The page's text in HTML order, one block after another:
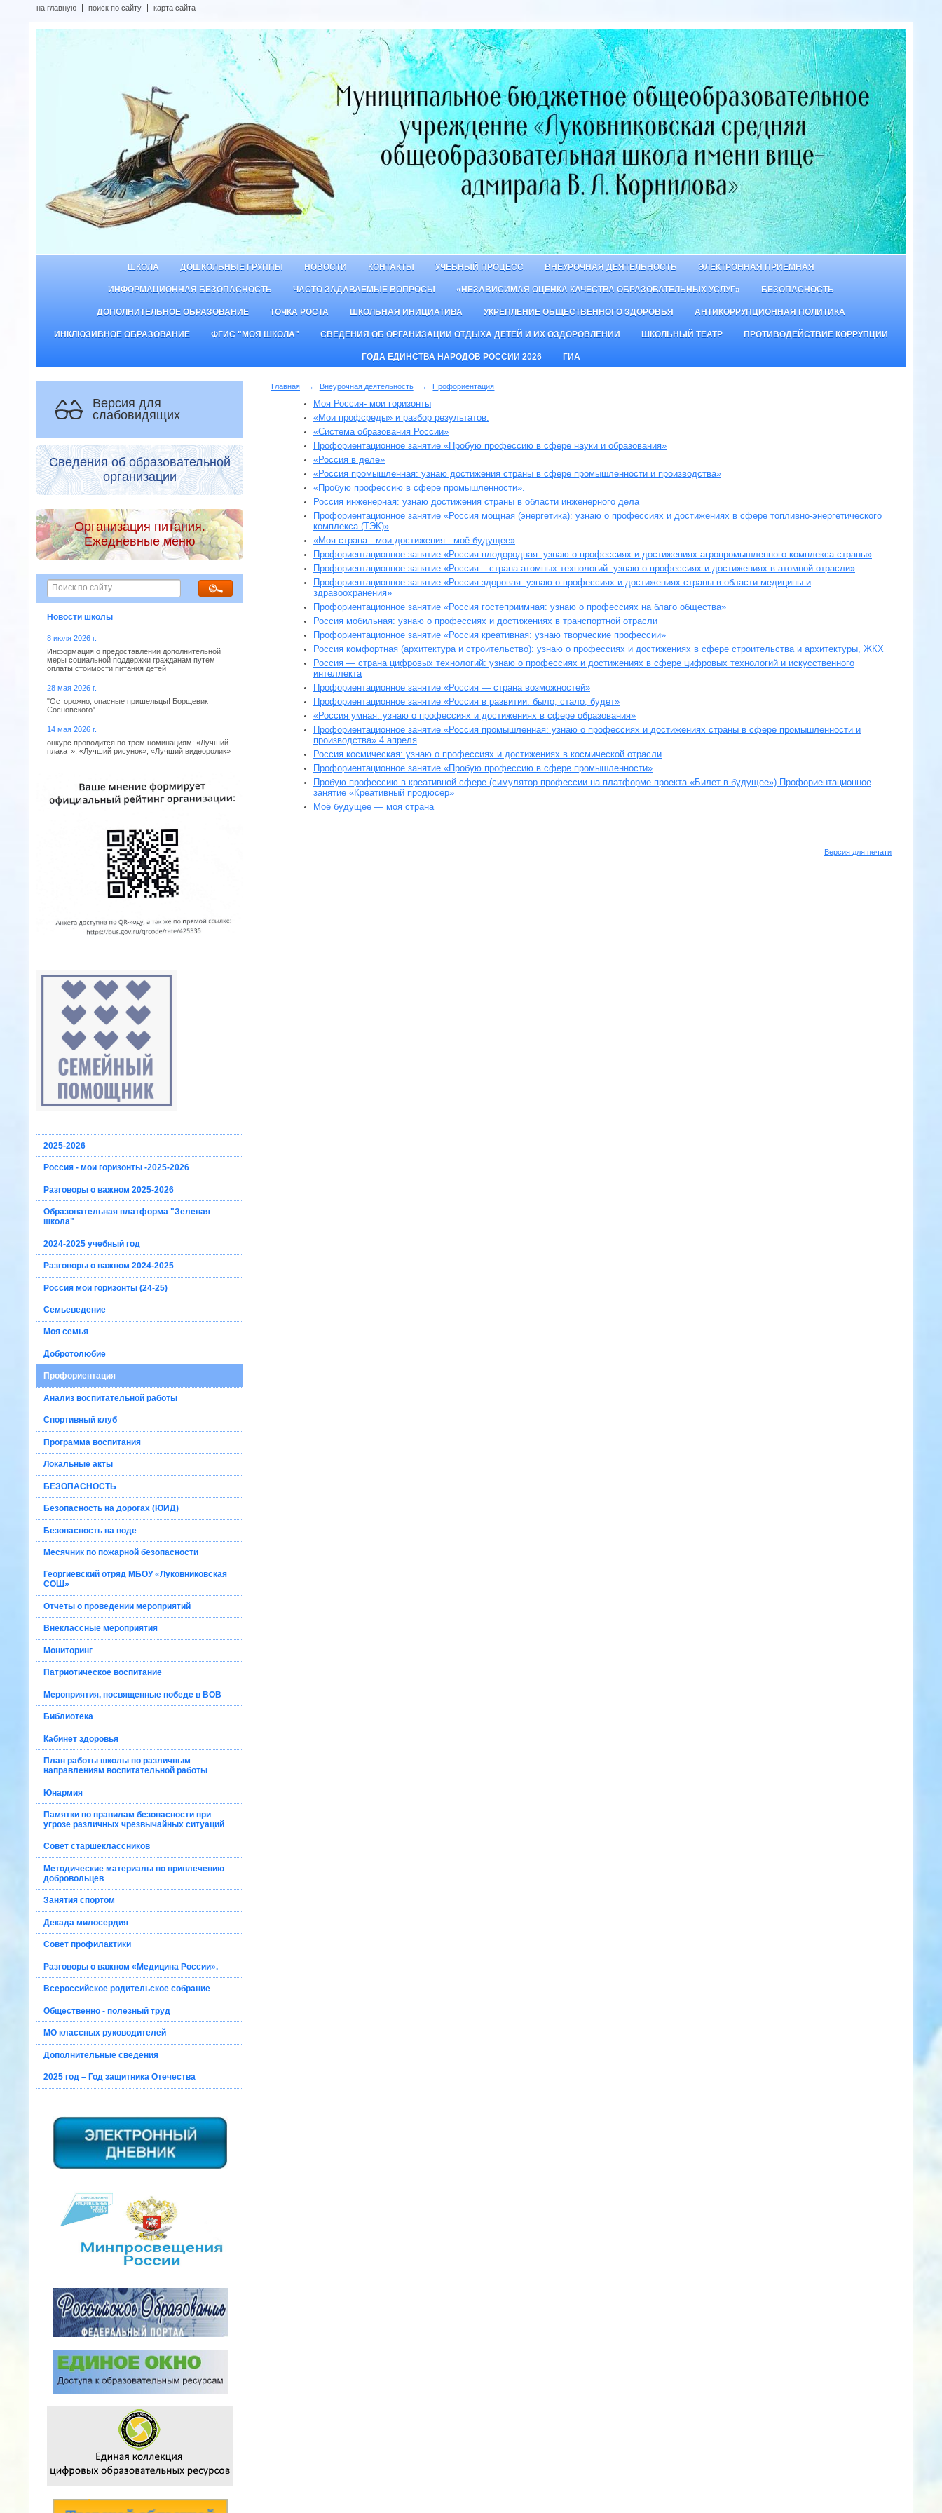
на главную поиск по сайту карта сайта
ШКОЛА ДОШКОЛЬНЫЕ ГРУППЫ НОВОСТИ КОНТАКТЫ УЧЕБНЫЙ ПРОЦЕСС ВНЕУРОЧНАЯ ДЕЯТЕЛЬНОСТЬ ЭЛЕКТРОННАЯ ПРИЕМНАЯ
ИНФОРМАЦИОННАЯ БЕЗОПАСНОСТЬ ЧАСТО ЗАДАВАЕМЫЕ ВОПРОСЫ «НЕЗАВИСИМАЯ ОЦЕНКА КАЧЕСТВА ОБРАЗОВАТЕЛЬНЫХ УСЛУГ» БЕЗОПАСНОСТЬ
ДОПОЛНИТЕЛЬНОЕ ОБРАЗОВАНИЕ ТОЧКА РОСТА ШКОЛЬНАЯ ИНИЦИАТИВА УКРЕПЛЕНИЕ ОБЩЕСТВЕННОГО ЗДОРОВЬЯ АНТИКОРРУПЦИОННАЯ ПОЛИТИКА
ИНКЛЮЗИВНОЕ ОБРАЗОВАНИЕ ФГИС "МОЯ ШКОЛА" СВЕДЕНИЯ ОБ ОРГАНИЗАЦИИ ОТДЫХА ДЕТЕЙ И ИХ ОЗДОРОВЛЕНИИ ШКОЛЬНЫЙ ТЕАТР ПРОТИВОДЕЙСТВИЕ КОРРУПЦИИ
ГОДА ЕДИНСТВА НАРОДОВ РОССИИ 2026 ГИА
Версия для
слабовидящих
Сведения об образовательной
организации
Организация питания.
Ежедневные меню
Новости школы
8 июля 2026 г.
Информация о предоставлении дополнительной
меры социальной поддержки гражданам путем
оплаты стоимости питания детей
28 мая 2026 г.
"Осторожно, опасные пришельцы! Борщевик
Сосновского"
14 мая 2026 г.
онкурс проводится по трем номинациям: «Лучший
плакат», «Лучший рисунок», «Лучший видеоролик»
2025-2026
Россия - мои горизонты -2025-2026
Разговоры о важном 2025-2026
Образовательная платформа "Зеленая
школа"
2024-2025 учебный год
Разговоры о важном 2024-2025
Россия мои горизонты (24-25)
Семьеведение
Моя семья
Добротолюбие
Профориентация
Анализ воспитательной работы
Спортивный клуб
Программа воспитания
Локальные акты
БЕЗОПАСНОСТЬ
Безопасность на дорогах (ЮИД)
Безопасность на воде
Месячник по пожарной безопасности
Георгиевский отряд МБОУ «Луковниковская
СОШ»
Отчеты о проведении мероприятий
Внеклассные мероприятия
Мониторинг
Патриотическое воспитание
Мероприятия, посвященные победе в ВОВ
Библиотека
Кабинет здоровья
План работы школы по различным
направлениям воспитательной работы
Юнармия
Памятки по правилам безопасности при
угрозе различных чрезвычайных ситуаций
Совет старшеклассников
Методические материалы по привлечению
добровольцев
Занятия спортом
Декада милосердия
Совет профилактики
Разговоры о важном «Медицина России».
Всероссийское родительское собрание
Общественно - полезный труд
МО классных руководителей
Дополнительные сведения
2025 год – Год защитника Отечества
Главная → Внеурочная деятельность → Профориентация
Моя Россия- мои горизонты
«Мои профсреды» и разбор результатов.
«Система образования России»
Профориентационное занятие «Пробую профессию в сфере науки и образования»
«Россия в деле»
«Россия промышленная: узнаю достижения страны в сфере промышленности и производства»
«Пробую профессию в сфере промышленности».
Россия инженерная: узнаю достижения страны в области инженерного дела
Профориентационное занятие «Россия мощная (энергетика): узнаю о профессиях и достижениях в сфере топливно-энергетического
комплекса (ТЭК)»
«Моя страна - мои достижения - моё будущее»
Профориентационное занятие «Россия плодородная: узнаю о профессиях и достижениях агропромышленного комплекса страны»
Профориентационное занятие «Россия – страна атомных технологий: узнаю о профессиях и достижениях в атомной отрасли»
Профориентационное занятие «Россия здоровая: узнаю о профессиях и достижениях страны в области медицины и
здравоохранения»
Профориентационное занятие «Россия гостеприимная: узнаю о профессиях на благо общества»
Россия мобильная: узнаю о профессиях и достижениях в транспортной отрасли
Профориентационное занятие «Россия креативная: узнаю творческие профессии»
Россия комфортная (архитектура и строительство): узнаю о профессиях и достижениях в сфере строительства и архитектуры, ЖКХ
Россия — страна цифровых технологий: узнаю о профессиях и достижениях в сфере цифровых технологий и искусственного
интеллекта
Профориентационное занятие «Россия — страна возможностей»
Профориентационное занятие «Россия в развитии: было, стало, будет»
«Россия умная: узнаю о профессиях и достижениях в сфере образования»
Профориентационное занятие «Россия промышленная: узнаю о профессиях и достижениях страны в сфере промышленности и
производства» 4 апреля
Россия космическая: узнаю о профессиях и достижениях в космической отрасли
Профориентационное занятие «Пробую профессию в сфере промышленности»
Пробую профессию в креативной сфере (симулятор профессии на платформе проекта «Билет в будущее») Профориентационное
занятие «Креативный продюсер»
Моё будущее — моя страна
Версия для печати